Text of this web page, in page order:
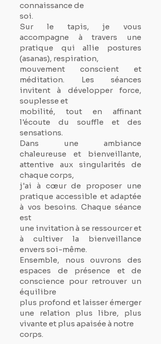
connaissance de
soi.
Sur le tapis, je vous
accompagne à travers une
pratique qui allie postures
(asanas), respiration,
mouvement conscient et
méditation. Les séances
invitent à développer force,
souplesse et
mobilité, tout en affinant
l'écoute du souffle et des
sensations.
Dans une ambiance
chaleureuse et bienveillante,
attentive aux singularités de
chaque corps,
j'ai à cœur de proposer une
pratique accessible et adaptée
à vos besoins. Chaque séance
est
une invitation à se ressourcer et
à cultiver la bienveillance
envers soi-même.
Ensemble, nous ouvrons des
espaces de présence et de
conscience pour retrouver un
équilibre
plus profond et laisser émerger
une relation plus libre, plus
vivante et plus apaisée à notre
corps.